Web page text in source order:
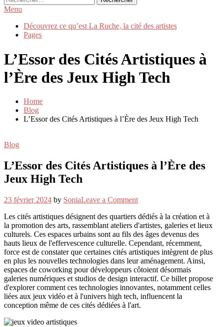
Menu
Découvrez ce qu’est La Ruche, la cité des artistes
Pages
L’Essor des Cités Artistiques à
l’Ère des Jeux High Tech
Home
Blog
L’Essor des Cités Artistiques à l’Ère des Jeux High Tech
Blog
L’Essor des Cités Artistiques à l’Ère des
Jeux High Tech
23 février 2024 by SoniaLeave a Commenton
des
Cités
Artistiques
à
l’Ère
des
Jeux
High
Tech
Les cités artistiques désignent des quartiers dédiés à la création et à
la promotion des arts, rassemblant ateliers d'artistes, galeries et lieux
culturels. Ces espaces urbains sont au fils des âges devenus des
hauts lieux de l'effervescence culturelle. Cependant, récemment,
force est de constater que certaines cités artistiques intègrent de plus
en plus les nouvelles technologies dans leur aménagement. Ainsi,
espaces de coworking pour développeurs côtoient désormais
galeries numériques et studios de design interactif. Ce billet propose
d'explorer comment ces technologies innovantes, notamment celles
liées aux jeux vidéo et à l'univers high tech, influencent la
conception même de ces cités dédiées à l'art.